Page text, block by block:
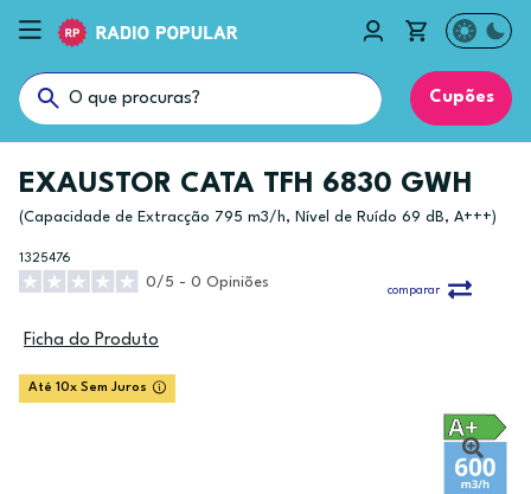
Cupões
EXAUSTOR CATA TFH 6830 GWH
(Capacidade de Extracção 795 m3/h, Nível de Ruído 69 dB, A+++)
1325476
0/5 - 0 Opiniões
comparar
Ficha do Produto
Até 10x Sem Juros